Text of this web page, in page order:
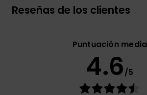
Reseñas de los clientes
Puntuación media
4.6/5